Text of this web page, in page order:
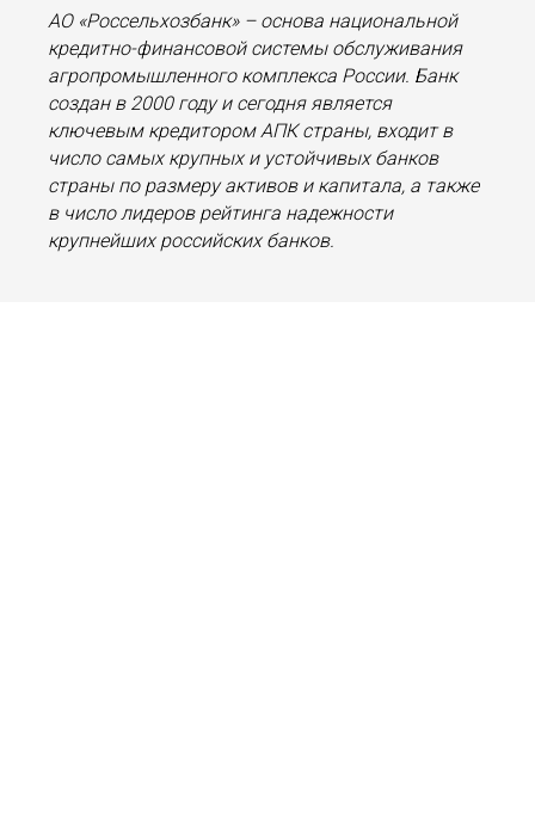
АО «Россельхозбанк» – основа национальной
кредитно-финансовой системы обслуживания
агропромышленного комплекса России. Банк
создан в 2000 году и сегодня является
ключевым кредитором АПК страны, входит в
число самых крупных и устойчивых банков
страны по размеру активов и капитала, а также
в число лидеров рейтинга надежности
крупнейших российских банков.